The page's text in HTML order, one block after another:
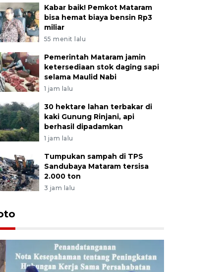
Kabar baik! Pemkot Mataram
bisa hemat biaya bensin Rp3
miliar
55 menit lalu
Pemerintah Mataram jamin
ketersediaan stok daging sapi
selama Maulid Nabi
1 jam lalu
30 hektare lahan terbakar di
kaki Gunung Rinjani, api
berhasil dipadamkan
1 jam lalu
Tumpukan sampah di TPS
Sandubaya Mataram tersisa
2.000 ton
3 jam lalu